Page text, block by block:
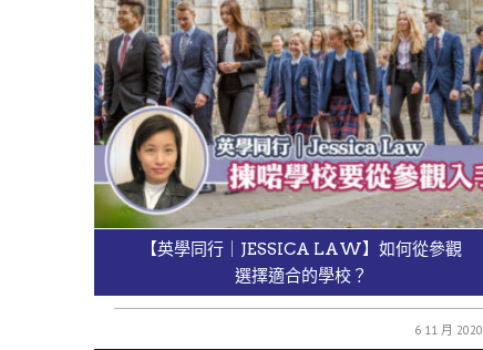
【英學同行｜JESSICA LAW】如何從參觀
選擇適合的學校？
6 11 月 2020